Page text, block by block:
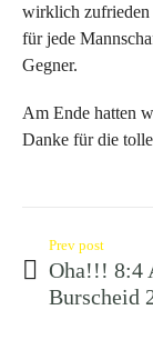
wirklich zufrieden
für jede
Gegner.
Am Ende hatten
Danke für die
Prev post
Oha!!! 8:4
Burscheid